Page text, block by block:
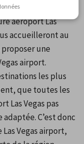
aéroport Las
accueilleront au
une
airport.
les plus
que toutes les
Las Vegas pas
C’est donc
Vegas airport,